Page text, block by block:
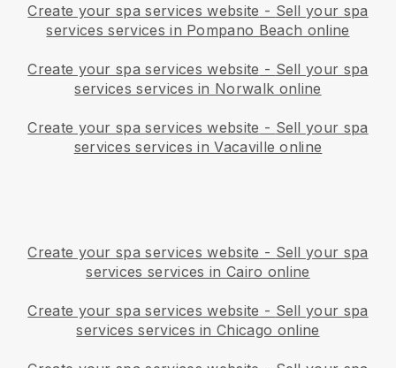
Create your spa services website - Sell your spa
services services in Pompano Beach online
Create your spa services website - Sell your spa
services services in Norwalk online
Create your spa services website - Sell your spa
services services in Vacaville online
Create your spa services website - Sell your spa
services services in Cairo online
Create your spa services website - Sell your spa
services services in Chicago online